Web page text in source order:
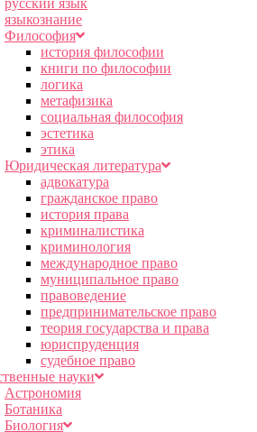
русский язык
языкознание
Философия
история философии
книги по философии
логика
метафизика
социальная философия
эстетика
этика
Юридическая литература
адвокатура
гражданское право
история права
криминалистика
криминология
международное право
муниципальное право
правоведение
предпринимательское право
теория государства и права
юриспруденция
судебное право
науки
Астрономия
Ботаника
Биология